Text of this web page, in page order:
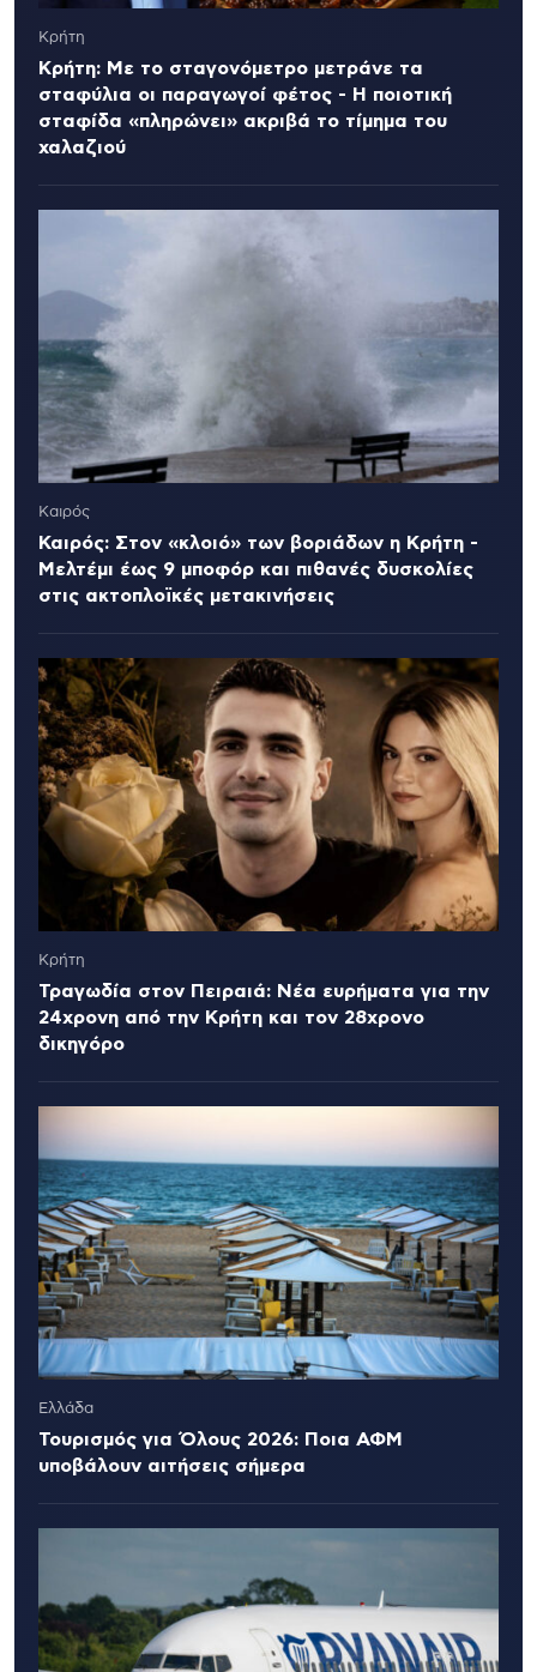
Κρήτη
Κρήτη: Με το σταγονόμετρο μετράνε τα
σταφύλια οι παραγωγοί φέτος - Η ποιοτική
σταφίδα «πληρώνει» ακριβά το τίμημα του
χαλαζιού
Καιρός
Καιρός: Στον «κλοιό» των βοριάδων η Κρήτη -
Μελτέμι έως 9 μποφόρ και πιθανές δυσκολίες
στις ακτοπλοϊκές μετακινήσεις
Κρήτη
Τραγωδία στον Πειραιά: Νέα ευρήματα για την
24χρονη από την Κρήτη και τον 28χρονο
δικηγόρο
Ελλάδα
Τουρισμός για Όλους 2026: Ποια ΑΦΜ
υποβάλουν αιτήσεις σήμερα